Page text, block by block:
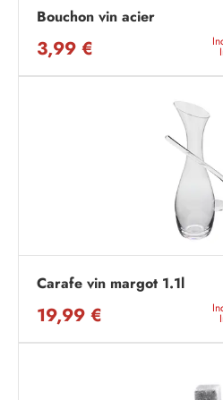
Bouchon vin acier
3,99 €
Carafe vin margot 1.1l
19,99 €